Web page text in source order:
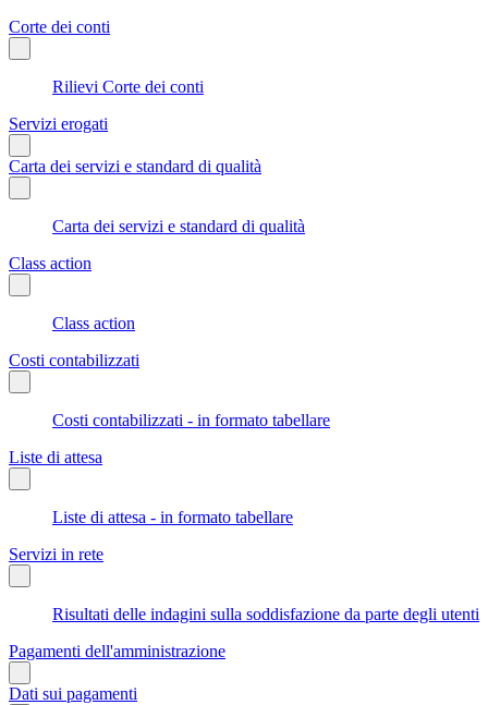
Corte dei conti
Rilievi Corte dei conti
Servizi erogati
Carta dei servizi e standard di qualità
Carta dei servizi e standard di qualità
Class action
Class action
Costi contabilizzati
Costi contabilizzati - in formato tabellare
Liste di attesa
Liste di attesa - in formato tabellare
Servizi in rete
Risultati delle indagini sulla soddisfazione da parte degli utenti
Pagamenti dell'amministrazione
Dati sui pagamenti